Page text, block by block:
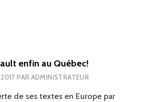
enfin au Québec!
PAR ADMINISTRATEUR
de ses textes en Europe par